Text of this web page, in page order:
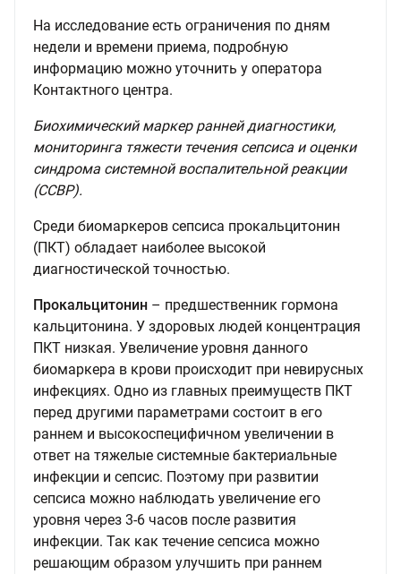
На исследование есть ограничения по дням
недели и времени приема, подробную
информацию можно уточнить у оператора
Контактного центра.
Биохимический маркер ранней диагностики,
мониторинга тяжести течения сепсиса и оценки
синдрома системной воспалительной реакции
(ССВР).
Среди биомаркеров сепсиса прокальцитонин
(ПКТ) обладает наиболее высокой
диагностической точностью.
Прокальцитонин – предшественник гормона
кальцитонина. У здоровых людей концентрация
ПКТ низкая. Увеличение уровня данного
биомаркера в крови происходит при невирусных
инфекциях. Одно из главных преимуществ ПКТ
перед другими параметрами состоит в его
раннем и высокоспецифичном увеличении в
ответ на тяжелые системные бактериальные
инфекции и сепсис. Поэтому при развитии
сепсиса можно наблюдать увеличение его
уровня через 3-6 часов после развития
инфекции. Так как течение сепсиса можно
решающим образом улучшить при раннем